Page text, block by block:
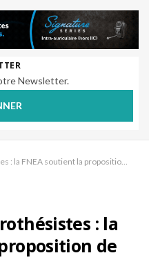
Newsletter.
Ordre des audioprothésistes : la FNEA soutient la proposition de loi
: la
de